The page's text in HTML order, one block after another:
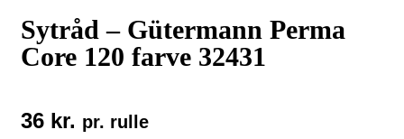
Sytråd – Gütermann Perma
Core 120 farve 32431
36 kr. pr. rulle